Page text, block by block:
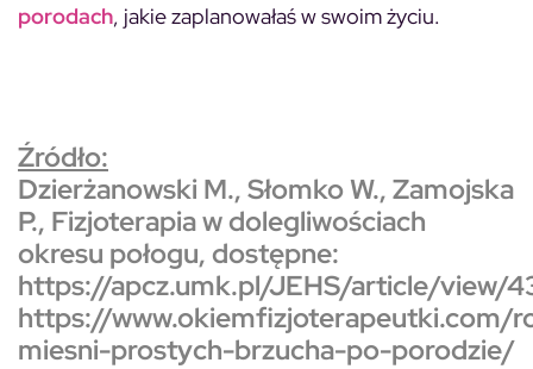
porodach, jakie zaplanowałaś w swoim życiu.
Źródło:
Dzierżanowski M., Słomko W., Zamojska
P., Fizjoterapia w dolegliwościach
okresu połogu, dostępne:
https://apcz.umk.pl/JEHS/article/view/
https://www.okiemfizjoterapeutki.com/
miesni-prostych-brzucha-po-porodzie/